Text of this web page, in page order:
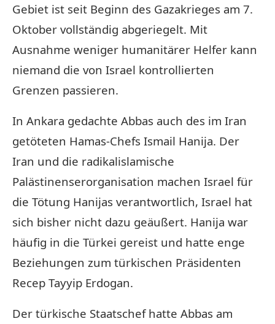
Gebiet ist seit Beginn des Gazakrieges am 7.
Oktober vollständig abgeriegelt. Mit
Ausnahme weniger humanitärer Helfer kann
niemand die von Israel kontrollierten
Grenzen passieren.
In Ankara gedachte Abbas auch des im Iran
getöteten Hamas-Chefs Ismail Hanija. Der
Iran und die radikalislamische
Palästinenserorganisation machen Israel für
die Tötung Hanijas verantwortlich, Israel hat
sich bisher nicht dazu geäußert. Hanija war
häufig in die Türkei gereist und hatte enge
Beziehungen zum türkischen Präsidenten
Recep Tayyip Erdogan.
Der türkische Staatschef hatte Abbas am